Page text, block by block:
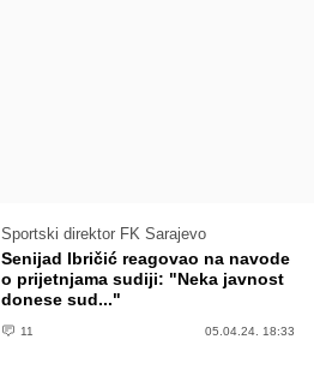
Sportski direktor FK Sarajevo
Senijad Ibričić reagovao na navode
o prijetnjama sudiji: "Neka javnost
donese sud..."
11 05.04.24. 18:33